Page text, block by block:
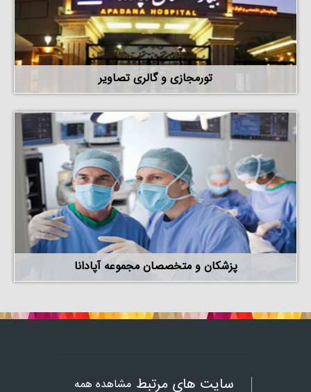
تورمجازی و گالری تصاویر
پزشکان و متخصصان مجموعه آپادانا
سایت های مرتبط مشاهده همه